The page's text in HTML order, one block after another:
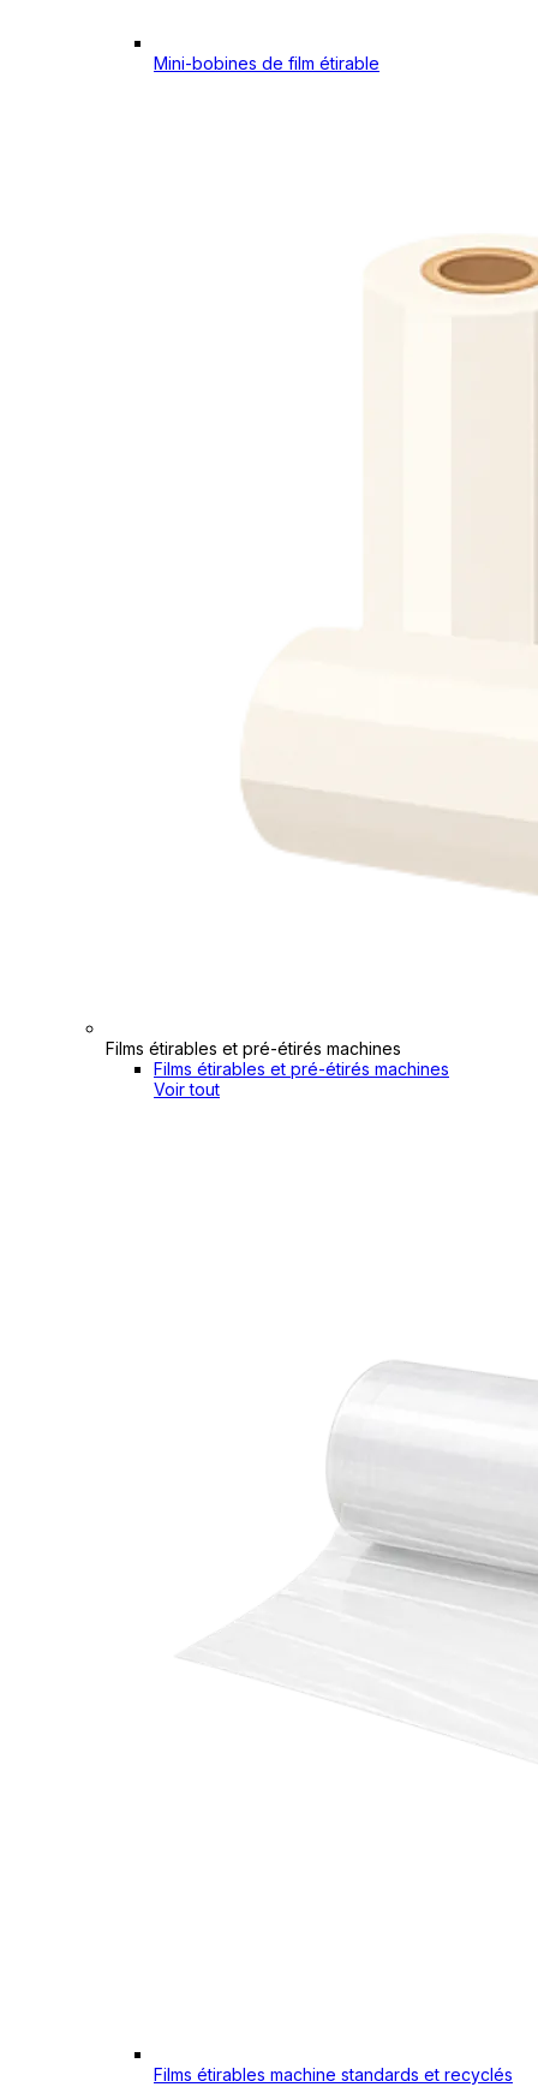
Mini-bobines de film étirable
Films étirables et pré-étirés machines
Films étirables et pré-étirés machines
Voir tout
Films étirables machine standards et recyclés